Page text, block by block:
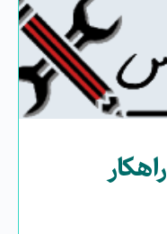
اعتماد به نفس و ۱۰ راهکار